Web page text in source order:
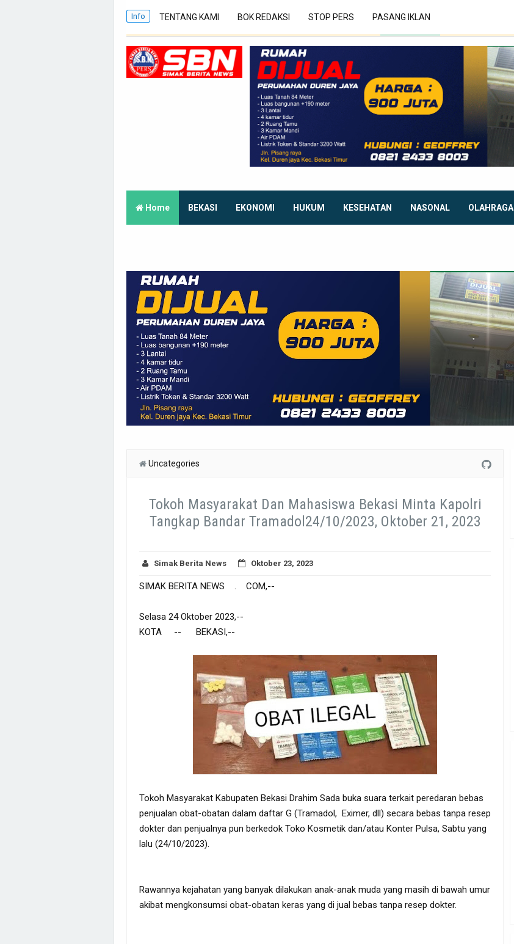
Info TENTANG KAMI BOK REDAKSI STOP PERS PASANG IKLAN
Home BEKASI EKONOMI HUKUM KESEHATAN NASONAL OLAHRAGA
Uncategories
Tokoh Masyarakat Dan Mahasiswa Bekasi Minta Kapolri
Tangkap Bandar Tramadol24/10/2023, Oktober 21, 2023
Simak Berita News Oktober 23, 2023
SIMAK BERITA NEWS . COM,--
Selasa 24 Oktober 2023,--
KOTA -- BEKASI,--
Tokoh Masyarakat Kabupaten Bekasi Drahim Sada buka suara terkait peredaran bebas
penjualan obat-obatan dalam daftar G (Tramadol, Eximer, dll) secara bebas tanpa resep
dokter dan penjualnya pun berkedok Toko Kosmetik dan/atau Konter Pulsa, Sabtu yang
lalu (24/10/2023).
Rawannya kejahatan yang banyak dilakukan anak-anak muda yang masih di bawah umur
akibat mengkonsumsi obat-obatan keras yang di jual bebas tanpa resep dokter.